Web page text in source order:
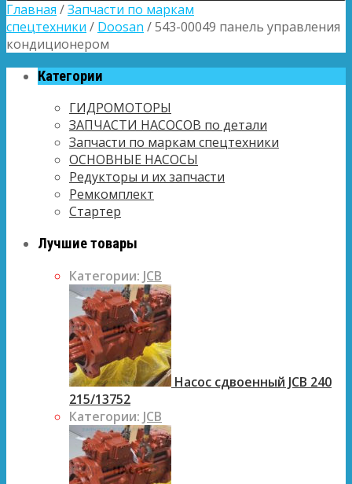
Главная /Запчасти по маркам
спецтехники / Doosan / 543-00049 панель управления
кондиционером
Категории
ГИДРОМОТОРЫ
ЗАПЧАСТИ НАСОСОВ по детали
Запчасти по маркам спецтехники
ОСНОВНЫЕ НАСОСЫ
Редукторы и их запчасти
Ремкомплект
Стартер
Лучшие товары
Категории: JCB
Насос сдвоенный JCB 240
215/13752
Категории: JCB